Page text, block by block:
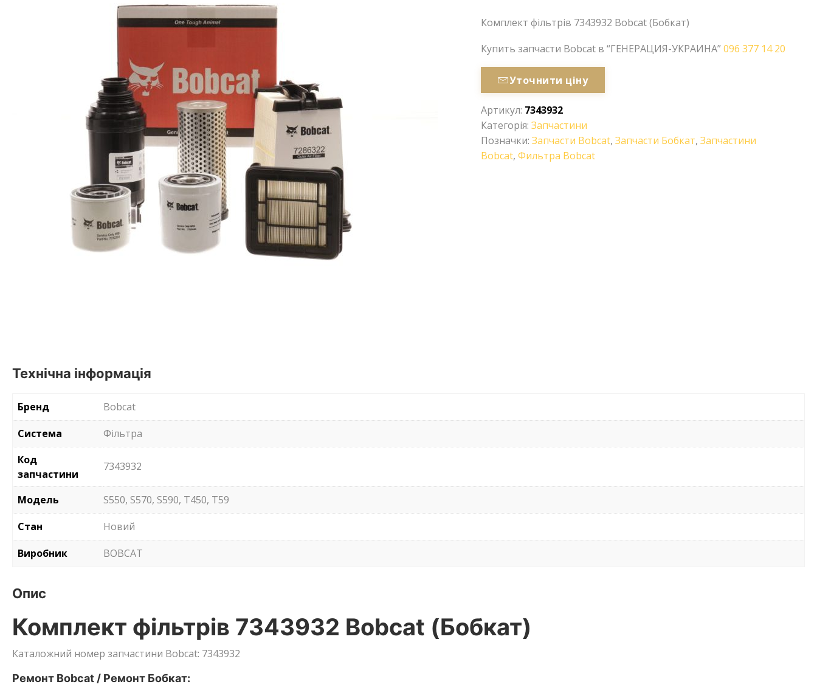
Комплект фільтрів 7343932 Bobcat (Бобкат)
Купить запчасти Bobcat в “ГЕНЕРАЦИЯ-УКРАИНА”096 377 14 20
Уточнити ціну
Артикул: 7343932
Категорія:Запчастини
Позначки:Запчасти Bobcat,Запчасти Бобкат,Запчастини
Bobcat,Фильтра Bobcat
Технічна інформація
Бренд
Bobcat
Система
Фільтра
Код
запчастини
7343932
Модель
S550, S570, S590, T450, T59
Стан
Новий
Виробник
BOBCAT
Опис
Комплект фільтрів 7343932 Bobcat (Бобкат)
Каталожний номер запчастини Bobcat: 7343932
Ремонт Bobcat / Ремонт Бобкат: